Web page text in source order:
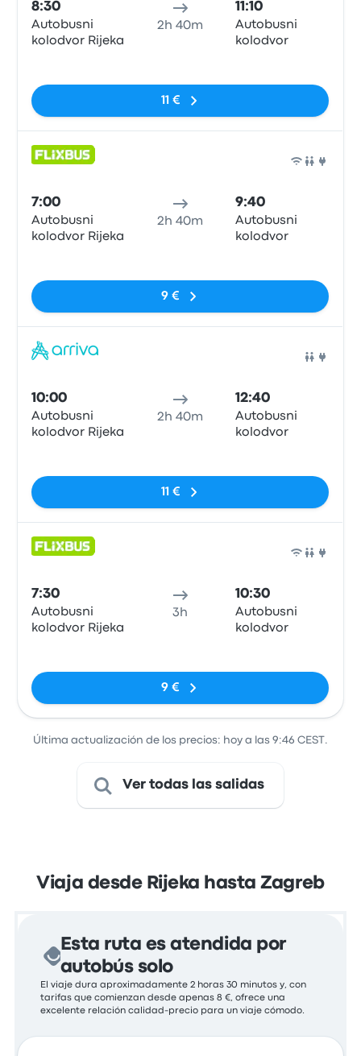
8:30
Autobusni
kolodvor Rijeka
2h 40m
11:10
Autobusni
kolodvor
11 €
7:00
Autobusni
kolodvor Rijeka
2h 40m
9:40
Autobusni
kolodvor
9 €
10:00
Autobusni
kolodvor Rijeka
2h 40m
12:40
Autobusni
kolodvor
11 €
7:30
Autobusni
kolodvor Rijeka
3h
10:30
Autobusni
kolodvor
9 €
Última actualización de los precios: hoy a las 9:46 CEST.
Ver todas las salidas
Viaja desde Rijeka hasta Zagreb
Esta ruta es atendida por
autobús solo
El viaje dura aproximadamente 2 horas 30 minutos y, con
tarifas que comienzan desde apenas 8 €, ofrece una
excelente relación calidad-precio para un viaje cómodo.